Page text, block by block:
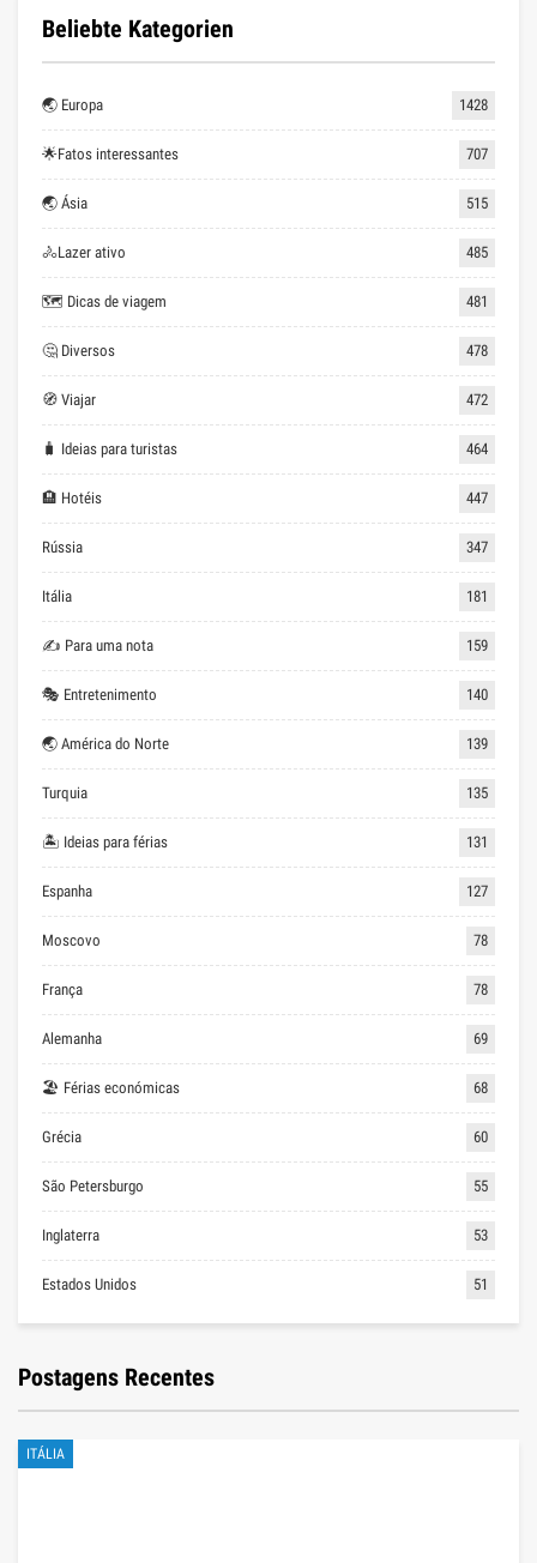
Beliebte Kategorien
🌏 Europa 1428
🌟Fatos interessantes 707
🌏 Ásia 515
🚴Lazer ativo 485
🗺 Dicas de viagem 481
🤔 Diversos 478
🧭 Viajar 472
🧳 Ideias para turistas 464
🏨 Hotéis 447
Rússia 347
Itália 181
✍ Para uma nota 159
🎭 Entretenimento 140
🌏 América do Norte 139
Turquia 135
🏝 Ideias para férias 131
Espanha 127
Moscovo 78
França 78
Alemanha 69
🏖 Férias económicas 68
Grécia 60
São Petersburgo 55
Inglaterra 53
Estados Unidos 51
Postagens Recentes
ITÁLIA